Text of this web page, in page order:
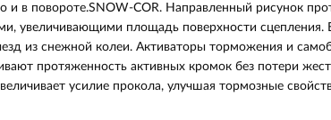
и в повороте.SNOW-COR. Направленный рисунок
увеличивающими площадь поверхности сцепления.
из снежной колеи. Активаторы торможения и
протяженность активных кромок без потери
усилие прокола, улучшая тормозные